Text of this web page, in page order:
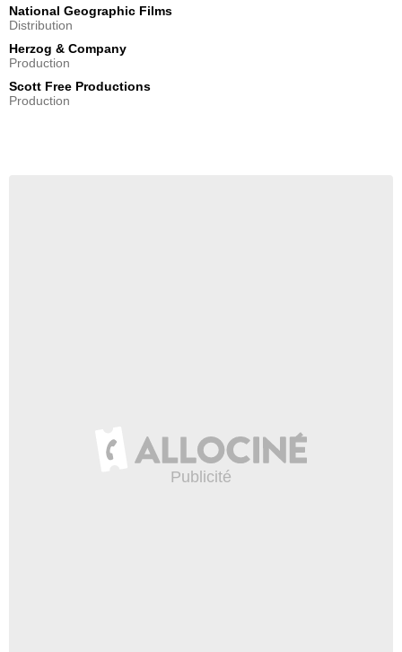
National Geographic Films
Distribution
Herzog & Company
Production
Scott Free Productions
Production